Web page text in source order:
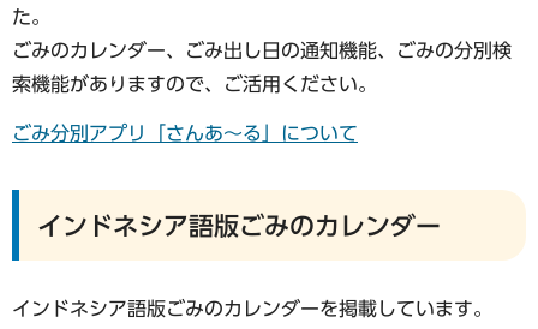
た。
ごみのカレンダー、ごみ出し日の通知機能、ごみの分別検
索機能がありますので、ご活用ください。
ごみ分別アプリ「さんあ～る」について
インドネシア語版ごみのカレンダー
インドネシア語版ごみのカレンダーを掲載しています。